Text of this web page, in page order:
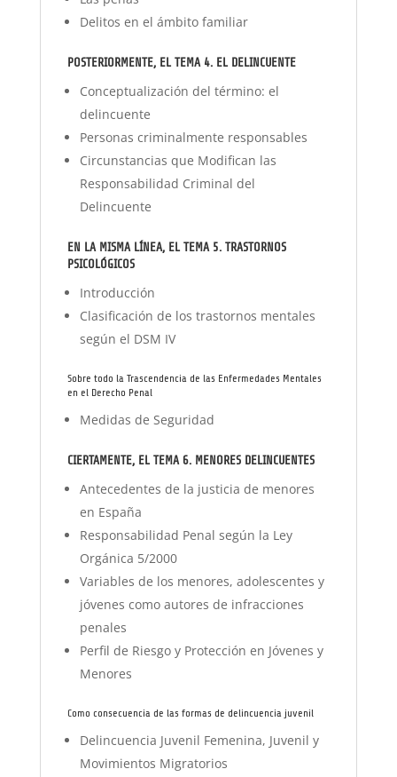
Delitos en el ámbito familiar
POSTERIORMENTE, EL TEMA 4. EL DELINCUENTE
Conceptualización del término: el
delincuente
Personas criminalmente responsables
Circunstancias que Modifican las
Responsabilidad Criminal del
Delincuente
EN LA MISMA LÍNEA, EL TEMA 5. TRASTORNOS
PSICOLÓGICOS
Introducción
Clasificación de los trastornos mentales
según el DSM IV
Sobre todo la Trascendencia de las Enfermedades Mentales
en el Derecho Penal
Medidas de Seguridad
CIERTAMENTE, EL TEMA 6. MENORES DELINCUENTES
Antecedentes de la justicia de menores
en España
Responsabilidad Penal según la Ley
Orgánica 5/2000
Variables de los menores, adolescentes y
jóvenes como autores de infracciones
penales
Perfil de Riesgo y Protección en Jóvenes y
Menores
Como consecuencia de las formas de delincuencia juvenil
Delincuencia Juvenil Femenina, Juvenil y
Movimientos Migratorios